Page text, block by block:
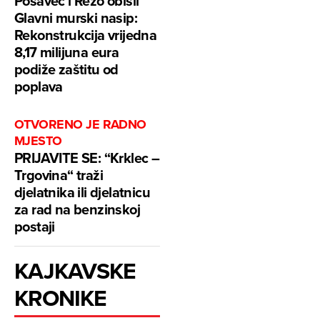
Glavni murski nasip:
Rekonstrukcija vrijedna
8,17 milijuna eura
podiže zaštitu od
poplava
OTVORENO JE RADNO
MJESTO
PRIJAVITE SE: “Krklec –
Trgovina“ traži
djelatnika ili djelatnicu
za rad na benzinskoj
postaji
KAJKAVSKE
KRONIKE